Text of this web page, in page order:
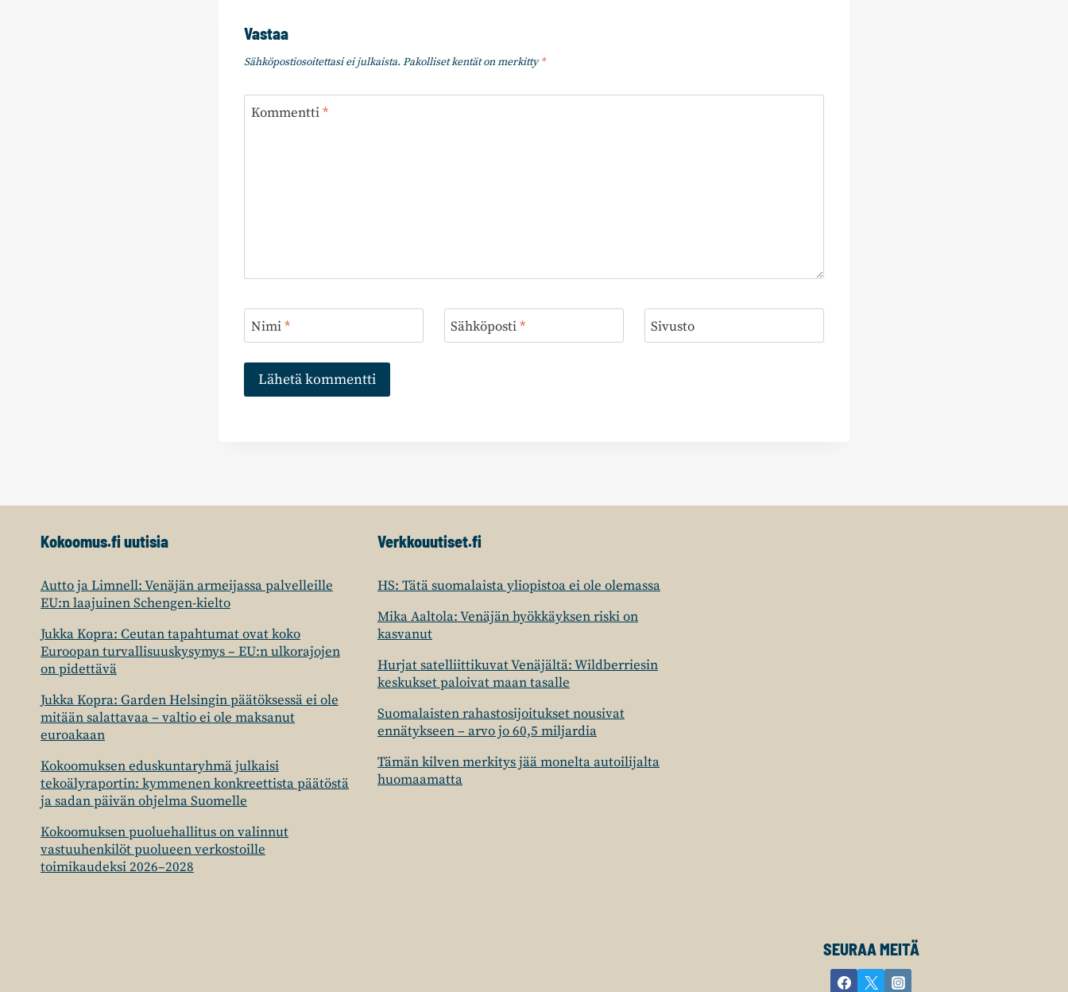
Vastaa
Sähköpostiosoitettasi ei julkaista. Pakolliset kentät on merkitty*
Kommentti*
Nimi* Sähköposti* Sivusto
Kokoomus.fi uutisia
Autto ja Limnell: Venäjän armeijassa palvelleille
EU:n laajuinen Schengen-kielto
Jukka Kopra: Ceutan tapahtumat ovat koko
Euroopan turvallisuuskysymys – EU:n ulkorajojen
on pidettävä
Jukka Kopra: Garden Helsingin päätöksessä ei ole
mitään salattavaa – valtio ei ole maksanut
euroakaan
Kokoomuksen eduskuntaryhmä julkaisi
tekoälyraportin: kymmenen konkreettista päätöstä
ja sadan päivän ohjelma Suomelle
Kokoomuksen puoluehallitus on valinnut
vastuuhenkilöt puolueen verkostoille
toimikaudeksi 2026–2028
Verkkouutiset.fi
HS: Tätä suomalaista yliopistoa ei ole olemassa
Mika Aaltola: Venäjän hyökkäyksen riski on
kasvanut
Hurjat satelliittikuvat Venäjältä: Wildberriesin
keskukset paloivat maan tasalle
Suomalaisten rahastosijoitukset nousivat
ennätykseen – arvo jo 60,5 miljardia
Tämän kilven merkitys jää monelta autoilijalta
huomaamatta
SEURAA MEITÄ